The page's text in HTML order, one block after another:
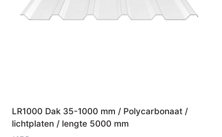
LR1000 Dak 35-1000 mm / Polycarbonaat /
lichtplaten / lengte 5000 mm